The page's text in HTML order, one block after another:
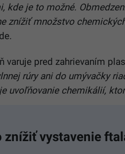
kde je to možné.
znížiť množstvo
varuje pred zahrievaním
rúry ani do umývačky
uvoľňovanie chemikálií,
znížiť vystavenie